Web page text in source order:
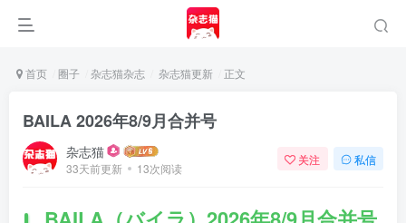
首页 圈子 杂志猫杂志 杂志猫更新 正文
BAILA 2026年8/9月合并号
杂志猫
33天前更新 13次阅读
关注 私信